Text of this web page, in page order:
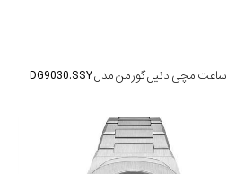
ساعت مچی دنیل گورمن مدل DG9030.SSY